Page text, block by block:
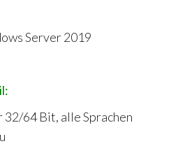
Server 2019
64 Bit, alle Sprachen